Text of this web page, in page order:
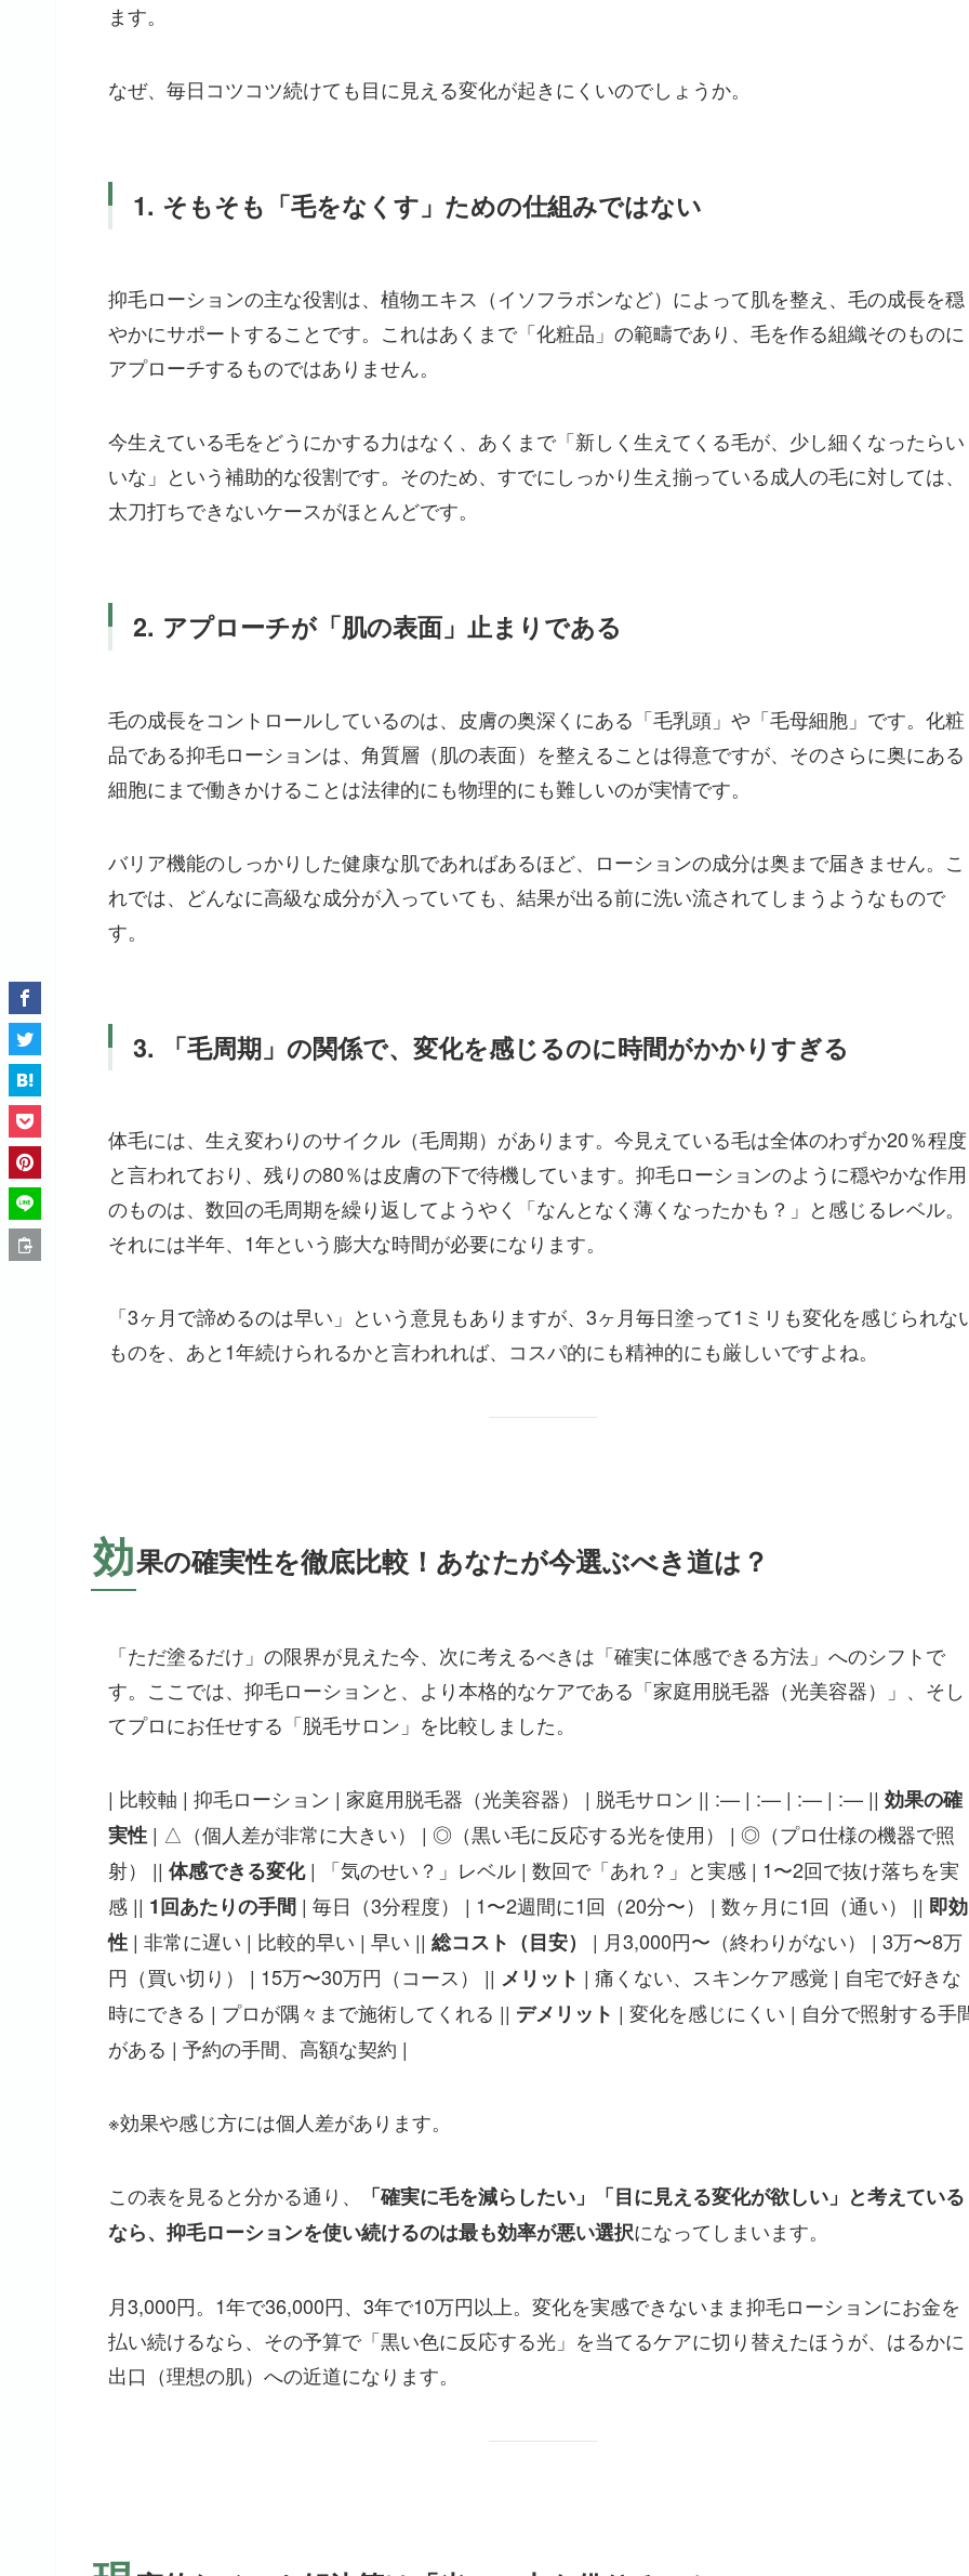
ます。
なぜ、毎日コツコツ続けても目に見える変化が起きにくいのでしょうか。
1. そもそも「毛をなくす」ための仕組みではない
抑毛ローションの主な役割は、植物エキス（イソフラボンなど）によって肌を整え、毛の成長を穏
やかにサポートすることです。これはあくまで「化粧品」の範疇であり、毛を作る組織そのものに
アプローチするものではありません。
今生えている毛をどうにかする力はなく、あくまで「新しく生えてくる毛が、少し細くなったらい
いな」という補助的な役割です。そのため、すでにしっかり生え揃っている成人の毛に対しては、
太刀打ちできないケースがほとんどです。
2. アプローチが「肌の表面」止まりである
毛の成長をコントロールしているのは、皮膚の奥深くにある「毛乳頭」や「毛母細胞」です。化粧
品である抑毛ローションは、角質層（肌の表面）を整えることは得意ですが、そのさらに奥にある
細胞にまで働きかけることは法律的にも物理的にも難しいのが実情です。
バリア機能のしっかりした健康な肌であればあるほど、ローションの成分は奥まで届きません。こ
れでは、どんなに高級な成分が入っていても、結果が出る前に洗い流されてしまうようなもので
す。
3. 「毛周期」の関係で、変化を感じるのに時間がかかりすぎる
体毛には、生え変わりのサイクル（毛周期）があります。今見えている毛は全体のわずか20％程度
と言われており、残りの80％は皮膚の下で待機しています。抑毛ローションのように穏やかな作用
のものは、数回の毛周期を繰り返してようやく「なんとなく薄くなったかも？」と感じるレベル。
それには半年、1年という膨大な時間が必要になります。
「3ヶ月で諦めるのは早い」という意見もありますが、3ヶ月毎日塗って1ミリも変化を感じられな
ものを、あと1年続けられるかと言われれば、コスパ的にも精神的にも厳しいですよね。
効果の確実性を徹底比較！あなたが今選ぶべき道は？
「ただ塗るだけ」の限界が見えた今、次に考えるべきは「確実に体感できる方法」へのシフトで
す。ここでは、抑毛ローションと、より本格的なケアである「家庭用脱毛器（光美容器）」、そし
てプロにお任せする「脱毛サロン」を比較しました。
| 比較軸 | 抑毛ローション | 家庭用脱毛器（光美容器） | 脱毛サロン || :— | :— | :— | :— || 効果の確
実性 | △（個人差が非常に大きい） | ◎（黒い毛に反応する光を使用） | ◎（プロ仕様の機器で照
射） || 体感できる変化| 「気のせい？」レベル | 数回で「あれ？」と実感 | 1〜2回で抜け落ちを実
感 || 1回あたりの手間 | 毎日（3分程度） | 1〜2週間に1回（20分〜） | 数ヶ月に1回（通い） || 即効
性 | 非常に遅い | 比較的早い | 早い || 総コスト（目安）
| 月3,000円〜（終わりがない） | 3万〜8万
円（買い切り） | 15万〜30万円（コース） || メリット | 痛くない、スキンケア感覚 | 自宅で好きな
時にできる | プロが隅々まで施術してくれる || デメリット | 変化を感じにくい | 自分で照射する手
がある | 予約の手間、高額な契約 |
※効果や感じ方には個人差があります。
この表を見ると分かる通り、
「確実に毛を減らしたい」「目に見える変化が欲しい」と考えている
なら、抑毛ローションを使い続けるのは最も効率が悪い選択になってしまいます。
月3,000円。1年で36,000円、3年で10万円以上。変化を実感できないまま抑毛ローションにお金を
払い続けるなら、その予算で「黒い色に反応する光」を当てるケアに切り替えたほうが、はるかに
出口（理想の肌）への近道になります。